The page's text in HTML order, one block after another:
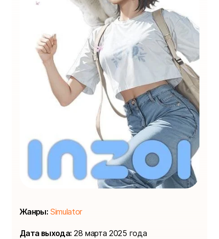
Жанры: Simulator
Дата выхода: 28 марта 2025 года